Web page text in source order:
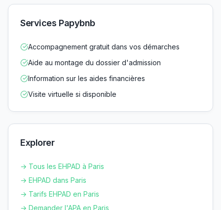
Services Papybnb
Accompagnement gratuit dans vos démarches
Aide au montage du dossier d'admission
Information sur les aides financières
Visite virtuelle si disponible
Explorer
→ Tous les EHPAD à Paris
→ EHPAD dans Paris
→ Tarifs EHPAD en Paris
→ Demander l'APA en Paris